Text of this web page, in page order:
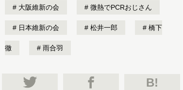
大阪維新の会 微熱でPCRおじさん
日本維新の会 松井一郎 橋下
徹 雨合羽
B!